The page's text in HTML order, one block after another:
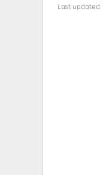
Last updated